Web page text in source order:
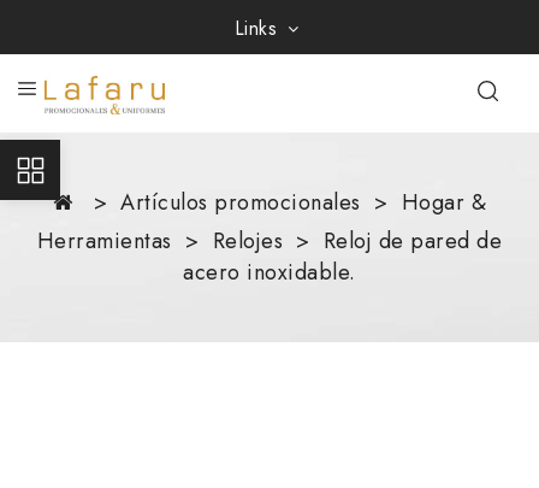
Links
Artículos promocionales
Hogar &
Herramientas
Relojes
Reloj de pared de
acero inoxidable.